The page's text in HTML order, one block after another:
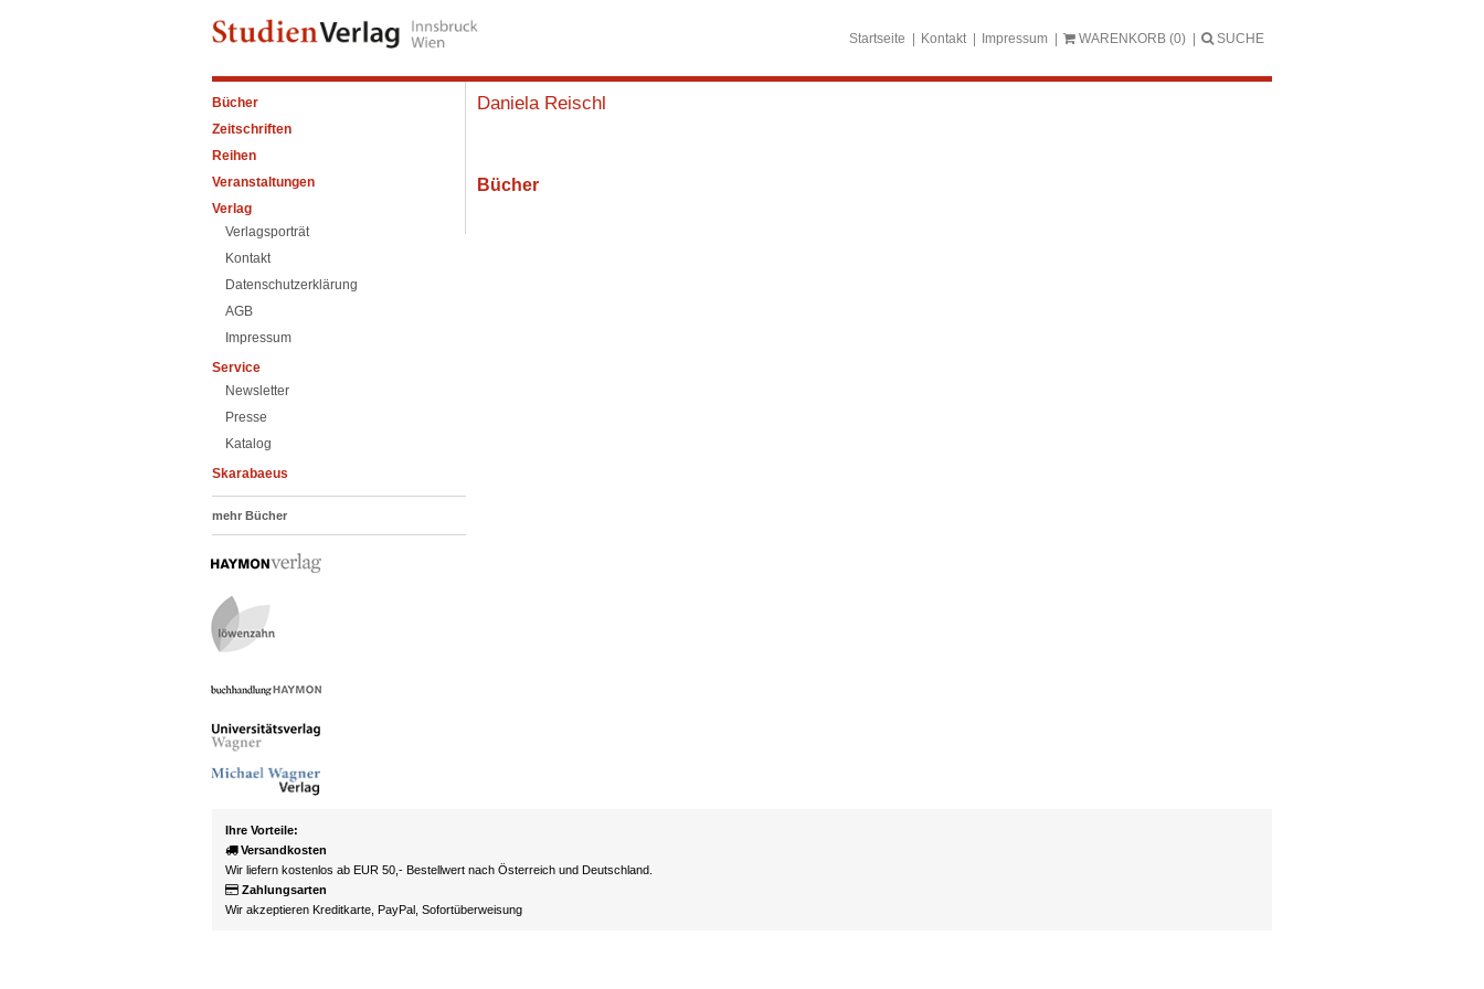
Startseite Kontakt Impressum WARENKORB (0) SUCHE
Bücher
Zeitschriften
Reihen
Veranstaltungen
Verlag
Verlagsporträt
Kontakt
Datenschutzerklärung
AGB
Impressum
Service
Newsletter
Presse
Katalog
Skarabaeus
mehr Bücher
Daniela Reischl
Bücher
Ihre Vorteile:
Versandkosten
Wir liefern kostenlos ab EUR 50,- Bestellwert nach Österreich und Deutschland.
Zahlungsarten
Wir akzeptieren Kreditkarte, PayPal, Sofortüberweisung